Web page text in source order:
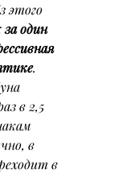
этого
за один
.
в 2,5
в
в